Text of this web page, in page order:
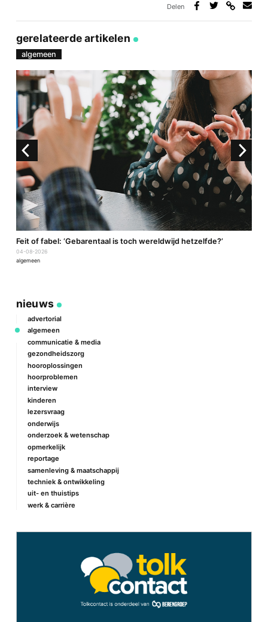
Delen
gerelateerde artikelen
algemeen
Feit of fabel: ‘Gebarentaal is toch wereldwijd hetzelfde?’
04-08-2026
algemeen
nieuws
advertorial
algemeen
communicatie & media
gezondheidszorg
hooroplossingen
hoorproblemen
interview
kinderen
lezersvraag
onderwijs
onderzoek & wetenschap
opmerkelijk
reportage
samenleving & maatschappij
techniek & ontwikkeling
uit- en thuistips
werk & carrière